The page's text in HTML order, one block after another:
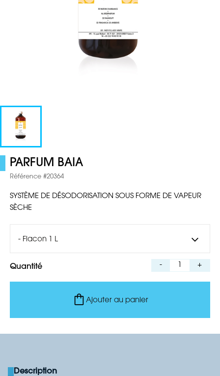
PARFUM BAIA
Référence #20364
SYSTÈME DE DÉSODORISATION SOUS FORME DE VAPEUR
SÈCHE
- Flacon 1 L
Quantité - +
Ajouter au panier
Description